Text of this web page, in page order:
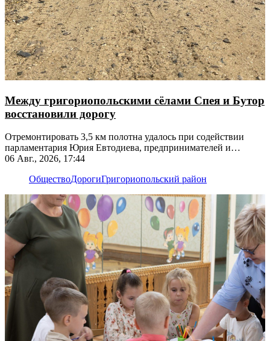
Между григориопольскими сёлами Спея и Бутор
восстановили дорогу
Отремонтировать 3,5 км полотна удалось при содействии
парламентария Юрия Евтодиева, предпринимателей и
жителей
06 Авг., 2026, 17:44
ОбществоДорогиГригориопольский район